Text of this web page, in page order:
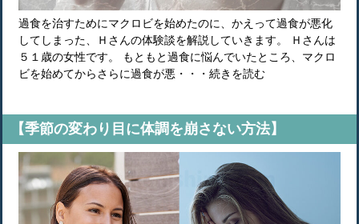
過食を治すためにマクロビを始めたのに、かえって過食が悪化
してしまった、Ｈさんの体験談を解説していきます。 Ｈさんは
５１歳の女性です。 もともと過食に悩んでいたところ、マクロ
ビを始めてからさらに過食が悪・・・続きを読む
【季節の変わり目に体調を崩さない方法】